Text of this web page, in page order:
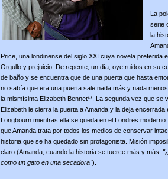
La
serie
la
Price, una londinense del siglo XXI cuya novela preferida
Orgullo y prejuicio. De repente, un día, oye ruidos en su
de baño y se encuentra que de una puerta que hasta
no sabía que era una puerta sale nada más y nada
la mismísima Elizabeth Bennet**. La segunda vez que se
Elizabeth le cierra la puerta a Amanda y la deja encerrada
Longbourn mientras ella se queda en el Londres
que Amanda trata por todos los medios de conservar
historia que se ha quedado sin protagonista. Misión
claro (Amanda, cuando la historia se tuerce más y más:
como un gato en una secadora").